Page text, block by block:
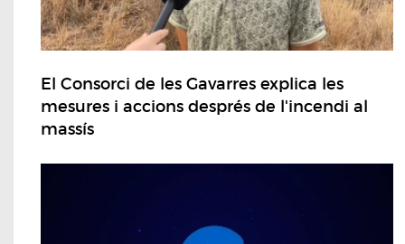
El Consorci de les Gavarres explica les
mesures i accions després de l'incendi al
massís